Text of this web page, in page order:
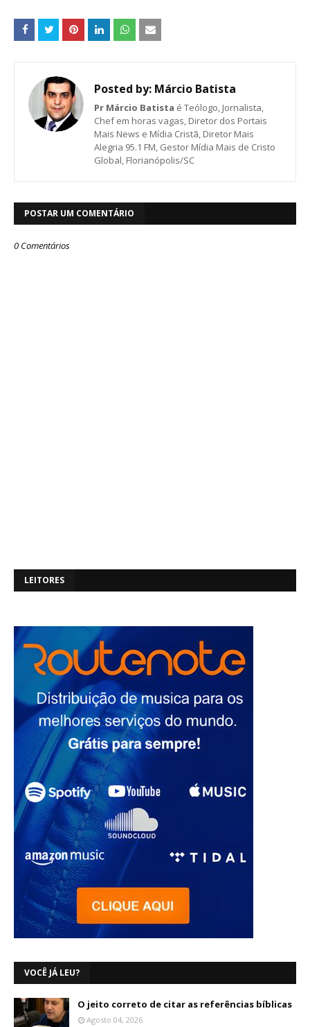
Posted by: Márcio Batista
Pr Márcio Batista é Teólogo, Jornalista,
Chef em horas vagas, Diretor dos Portais
Mais News e Mídia Cristã, Diretor Mais
Alegria 95.1 FM, Gestor Mídia Mais de Cristo
Global, Florianópolis/SC
POSTAR UM COMENTÁRIO
0 Comentários
LEITORES
VOCÊ JÁ LEU?
O jeito correto de citar as referências bíblicas
Agosto 04, 2026